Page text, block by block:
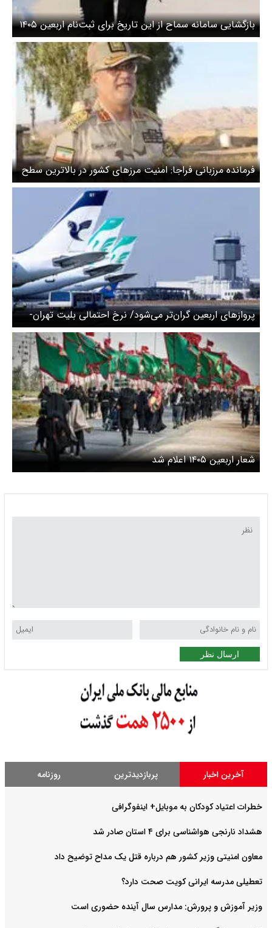
بازگشایی سامانه سماح از این تاریخ برای ثبت‌نام اربعین ۱۴۰۵
فرمانده مرزبانی فراجا: امنیت مرزهای کشور در بالاترین سطح
قرار دارد
پروازهای اربعین گران‌تر می‌شود/ نرخ احتمالی بلیت تهران-
نجف چقدر خواهد بود؟
شعار اربعین ۱۴۰۵ اعلام شد
ارسال نظر
آخرین اخبار پربازدیدترین روزنامه
خطرات اعتیاد کودکان به موبایل+ اینفوگرافی
هشداد نارنجی هواشناسی برای ۴ استان صادر شد
معاون امنیتی وزیر کشور هم درباره قتل یک مداح توضیح داد
تعطیلی مدرسه ایرانی کویت صحت دارد؟
وزیر آموزش و پرورش: مدارس سال آینده حضوری است